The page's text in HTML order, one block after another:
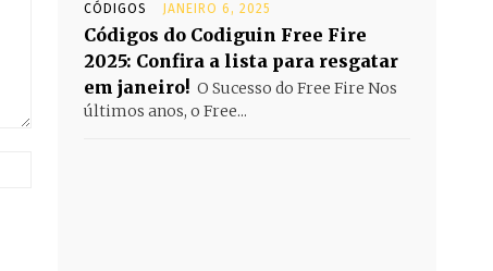
CÓDIGOS JANEIRO 6, 2025
Códigos do Codiguin Free Fire
2025: Confira a lista para resgatar
em janeiro! O Sucesso do Free Fire Nos
últimos anos, o Free...